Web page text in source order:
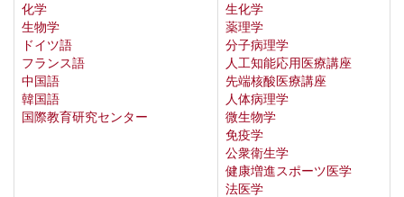
化学
生物学
ドイツ語
フランス語
中国語
韓国語
国際教育研究センター
生化学
薬理学
分子病理学
人工知能応用医療講座
先端核酸医療講座
人体病理学
微生物学
免疫学
公衆衛生学
健康増進スポーツ医学
法医学